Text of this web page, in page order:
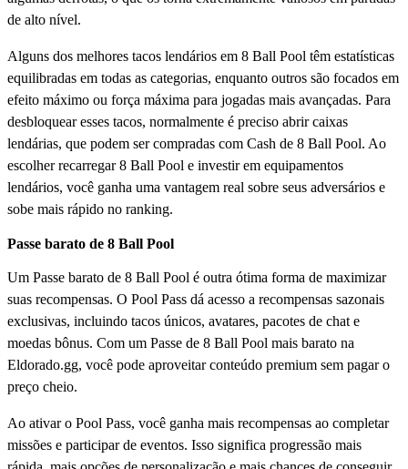
de alto nível.
Alguns dos melhores tacos lendários em 8 Ball Pool têm estatísticas
equilibradas em todas as categorias, enquanto outros são focados em
efeito máximo ou força máxima para jogadas mais avançadas. Para
desbloquear esses tacos, normalmente é preciso abrir caixas
lendárias, que podem ser compradas com Cash de 8 Ball Pool. Ao
escolher recarregar 8 Ball Pool e investir em equipamentos
lendários, você ganha uma vantagem real sobre seus adversários e
sobe mais rápido no ranking.
Passe barato de 8 Ball Pool
Um Passe barato de 8 Ball Pool é outra ótima forma de maximizar
suas recompensas. O Pool Pass dá acesso a recompensas sazonais
exclusivas, incluindo tacos únicos, avatares, pacotes de chat e
moedas bônus. Com um Passe de 8 Ball Pool mais barato na
Eldorado.gg, você pode aproveitar conteúdo premium sem pagar o
preço cheio.
Ao ativar o Pool Pass, você ganha mais recompensas ao completar
missões e participar de eventos. Isso significa progressão mais